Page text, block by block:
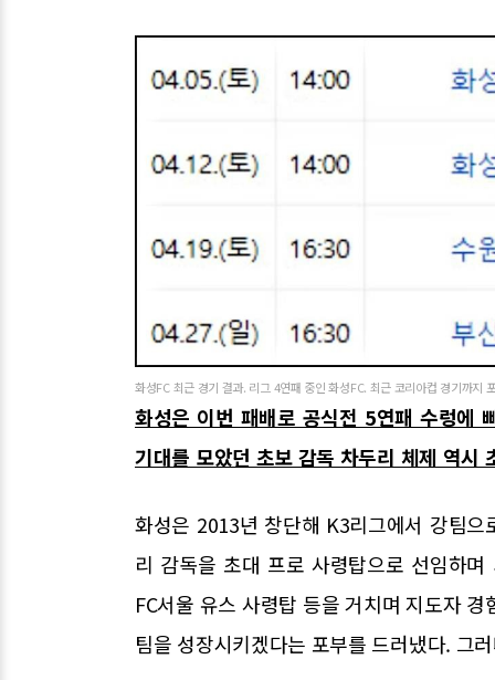
화성FC 최근 경기 결과. 리그 4연패 중인 화성FC. 최근 코리아컵 경기까지
화성은 이번 패배로 공식전 5연패 수렁에
기대를 모았던 초보 감독 차두리 체제 역시
화성은 2013년 창단해 K3리그에서 강팀
리 감독을 초대 프로 사령탑으로 선임하
FC서울 유스 사령탑 등을 거치며 지도자
팀을 성장시키겠다는 포부를 드러냈다. 그